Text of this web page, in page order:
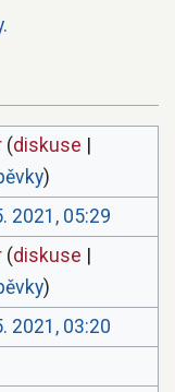
(diskuse |
)
2021, 05:29
(diskuse |
)
2021, 03:20